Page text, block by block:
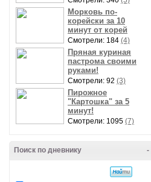
Морковь по-
корейски за 10
минут от корей
Смотрели: 184 (4)
Пряная куриная
пастрома своими
руками!
Смотрели: 92 (3)
Пирожное
"Картошка" за 5
минут!
Смотрели: 1095 (7)
-
Поиск по дневнику